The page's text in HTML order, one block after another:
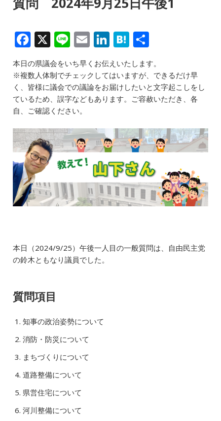
F
a
c
e
b
o
o
k
X Li
n
e
E
m
ai
l
Li
n
k
e
dI
H
at
e
n
a
有
本日の県議会をいち早くお伝えいたします。
※複数人体制でチェックしてはいますが、できるだけ早
く、皆様に議会での議論をお届けしたいと文字起こしをし
ているため、誤字などもあります。ご容赦いただき、各
自、ご確認ください。
本日（2024/9/25）午後一人目の一般質問は、自由民主党
の鈴木ともなり議員でした。
質問項目
知事の政治姿勢について
消防・防災について
まちづくりについて
道路整備について
県営住宅について
河川整備について